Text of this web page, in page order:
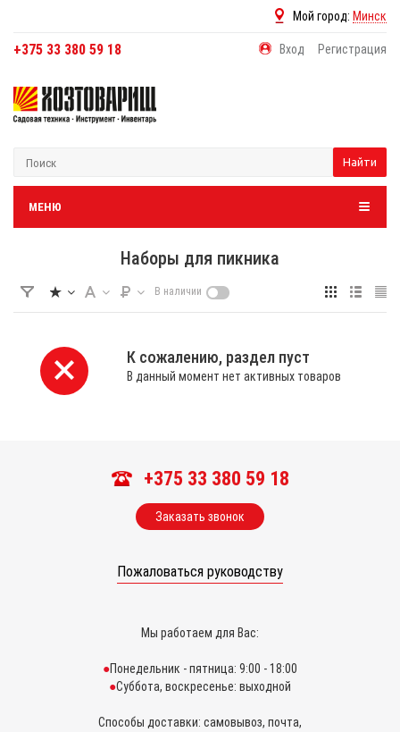
Мой город: Минск
+375 33 380 59 18 Вход Регистрация
Найти
МЕНЮ
Наборы для пикника
В наличии
К сожалению, раздел пуст
В данный момент нет активных товаров
+375 33 380 59 18
Заказать звонок
Пожаловаться руководству
Мы работаем для Вас:
Понедельник - пятница: 9:00 - 18:00
Суббота, воскресенье: выходной
Способы доставки: самовывоз, почта,